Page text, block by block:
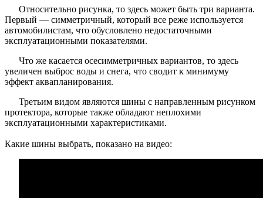
Относительно рисунка, то здесь может быть три варианта.
Первый — симметричный, который все реже используется
автомобилистам, что обусловлено недостаточными
эксплуатационными показателями.
Что же касается осесимметричных вариантов, то здесь
увеличен выброс воды и снега, что сводит к минимуму
эффект аквапланирования.
Третьим видом являются шины с направленным рисунком
протектора, которые также обладают неплохими
эксплуатационными характеристиками.
Какие шины выбрать, показано на видео: